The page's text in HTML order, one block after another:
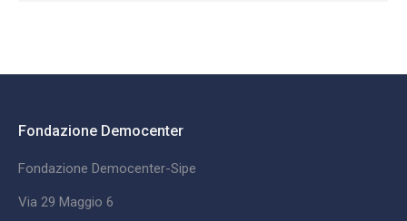
Fondazione Democenter
Fondazione Democenter-Sipe
Via 29 Maggio 6